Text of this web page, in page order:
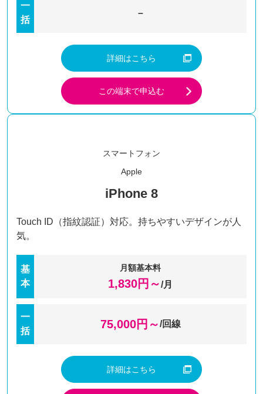
一
括
–
詳細はこちら
この端末で申込む
スマートフォン
Apple
iPhone 8
Touch ID（指紋認証）対応。持ちやすいデザインが人
気。
基
本
月額基本料
1,830円～/月
一
括
75,000円～/回線
詳細はこちら